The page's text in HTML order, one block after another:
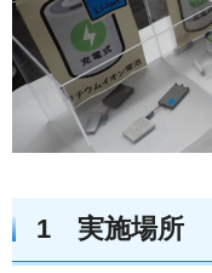
1 実施場所